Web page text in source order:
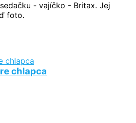
- vajíčko - Britax. Jej
foto.
chlapca